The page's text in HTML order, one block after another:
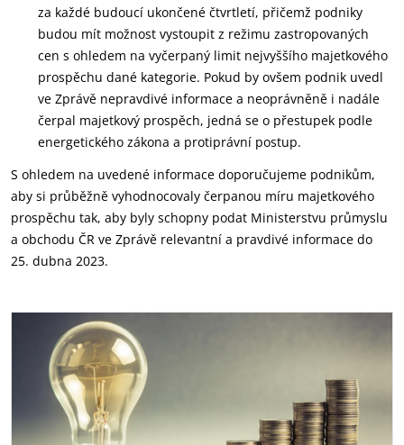
za každé budoucí ukončené čtvrtletí, přičemž podniky
budou mít možnost vystoupit z režimu zastropovaných
cen s ohledem na vyčerpaný limit nejvyššího majetkového
prospěchu dané kategorie. Pokud by ovšem podnik uvedl
ve Zprávě nepravdivé informace a neoprávněně i nadále
čerpal majetkový prospěch, jedná se o přestupek podle
energetického zákona a protiprávní postup.
S ohledem na uvedené informace doporučujeme podnikům,
aby si průběžně vyhodnocovaly čerpanou míru majetkového
prospěchu tak, aby byly schopny podat Ministerstvu průmyslu
a obchodu ČR ve Zprávě relevantní a pravdivé informace do
25. dubna 2023.